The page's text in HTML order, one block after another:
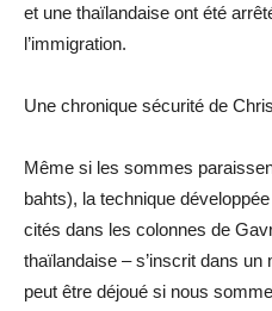
et une thaïlandaise ont été
l’immigration.
Une chronique sécurité de
Même si les sommes
bahts), la technique
cités dans les colonnes de
thaïlandaise – s’inscrit dans
peut être déjoué si nous